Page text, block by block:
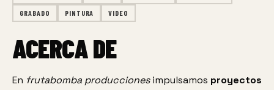
GRABADO PINTURA VIDEO
ACERCA DE
En frutabomba producciones impulsamos proyectos